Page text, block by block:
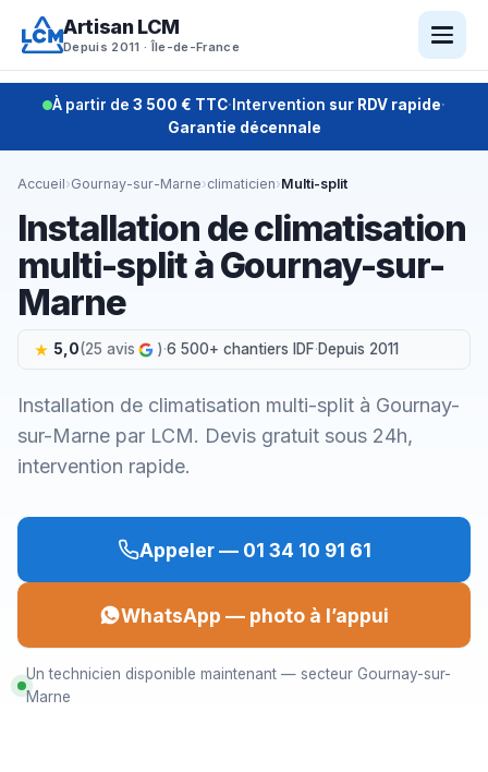
contenu
Artisan LCM
Depuis 2011 · Île-de-France
À partir de 3 500 € TTC· Intervention sur RDV rapide·
Garantie décennale
Accueil›Gournay-sur-Marne›climaticien›Multi-split
Installation de climatisation
multi-split à Gournay-sur-
Marne
5,0(25 avis )·6 500+ chantiers IDF·Depuis 2011
Installation de climatisation multi-split à Gournay-
sur-Marne par LCM. Devis gratuit sous 24h,
intervention rapide.
Appeler — 01 34 10 91 61
WhatsApp — photo à l’appui
Un technicien disponible maintenant — secteur Gournay-sur-
Marne